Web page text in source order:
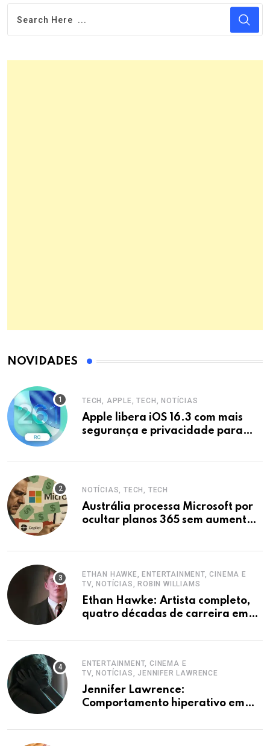
NOVIDADES
TECH, APPLE, TECH, NOTÍCIAS
Apple libera iOS 16.3 com mais
segurança e privacidade para
NOTÍCIAS, TECH, TECH
Austrália processa Microsoft por
ocultar planos 365 sem aumento e
ETHAN HAWKE, ENTERTAINMENT, CINEMA E
TV, NOTÍCIAS, ROBIN WILLIAMS
Ethan Hawke: Artista completo,
quatro décadas de carreira em
ENTERTAINMENT, CINEMA E
TV, NOTÍCIAS, JENNIFER LAWRENCE
Jennifer Lawrence:
Comportamento hiperativo em
defesa.